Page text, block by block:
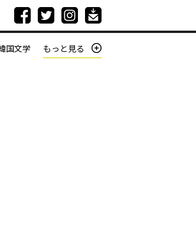
国文学 もっと見る